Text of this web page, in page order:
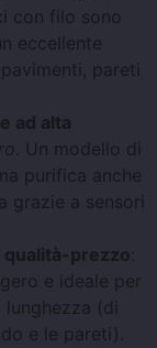
con filo sono
eccellente
pareti
ad alta
. Un modello di
purifica anche
grazie a sensori
prezzo:
e ideale per
(di
e le pareti).